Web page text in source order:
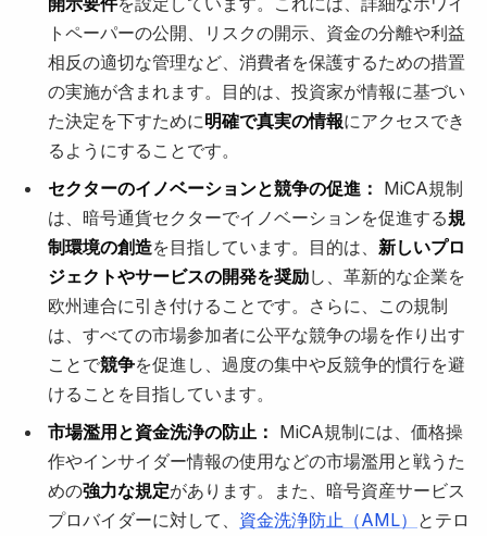
トペーパーの公開、リスクの開示、資金の分離や利益
相反の適切な管理など、消費者を保護するための措置
の実施が含まれます。目的は、投資家が情報に基づい
た決定を下すために明確で真実の情報にアクセスでき
るようにすることです。
セクターのイノベーションと競争の促進： MiCA規制
は、暗号通貨セクターでイノベーションを促進する規
制環境の創造を目指しています。目的は、 新しいプロ
ジェクトやサービスの開発を奨励し、革新的な企業を
欧州連合に引き付けることです。さらに、この規制
は、すべての市場参加者に公平な競争の場を作り出す
ことで競争を促進し、過度の集中や反競争的慣行を避
けることを目指しています。
市場濫用と資金洗浄の防止： MiCA規制には、価格操
作やインサイダー情報の使用などの市場濫用と戦うた
めの強力な規定があります。また、暗号資産サービス
プロバイダーに対して、 資金洗浄防止（AML） とテロ